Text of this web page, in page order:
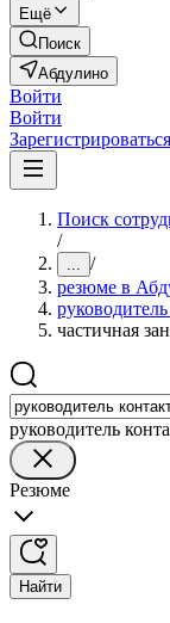
Ещё
Поиск
Абдулино
Войти
Войти
Зарегистрироваться
Поиск
/
... /
резюме в
частичная
руководитель
Резюме
Найти